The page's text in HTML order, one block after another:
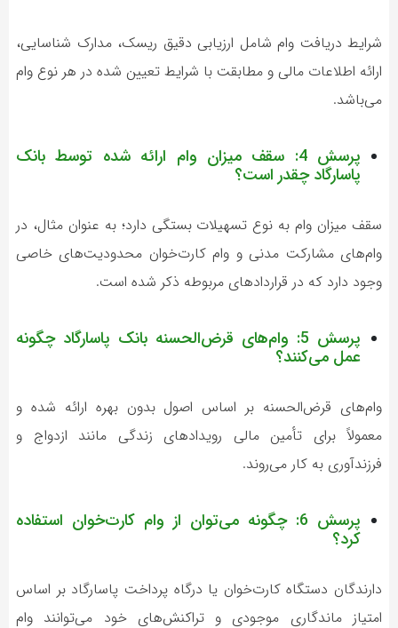
شرایط دریافت وام شامل ارزیابی دقیق ریسک، مدارک شناسایی،
ارائه اطلاعات مالی و مطابقت با شرایط تعیین شده در هر نوع وام
می‌باشد.
پرسش 4: سقف میزان وام ارائه شده توسط بانک
پاسارگاد چقدر است؟
سقف میزان وام به نوع تسهیلات بستگی دارد؛ به عنوان مثال، در
وام‌های مشارکت مدنی و وام کارت‌خوان محدودیت‌های خاصی
وجود دارد که در قراردادهای مربوطه ذکر شده است.
پرسش 5: وام‌های قرض‌الحسنه بانک پاسارگاد چگونه
عمل می‌کنند؟
وام‌های قرض‌الحسنه بر اساس اصول بدون بهره ارائه شده و
معمولاً برای تأمین مالی رویدادهای زندگی مانند ازدواج و
فرزندآوری به کار می‌روند.
پرسش 6: چگونه می‌توان از وام کارت‌خوان استفاده
کرد؟
دارندگان دستگاه کارت‌خوان یا درگاه پرداخت پاسارگاد بر اساس
امتیاز ماندگاری موجودی و تراکنش‌های خود می‌توانند وام